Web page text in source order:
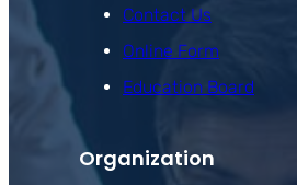
Contact Us
Online Form
Education Board
Organization